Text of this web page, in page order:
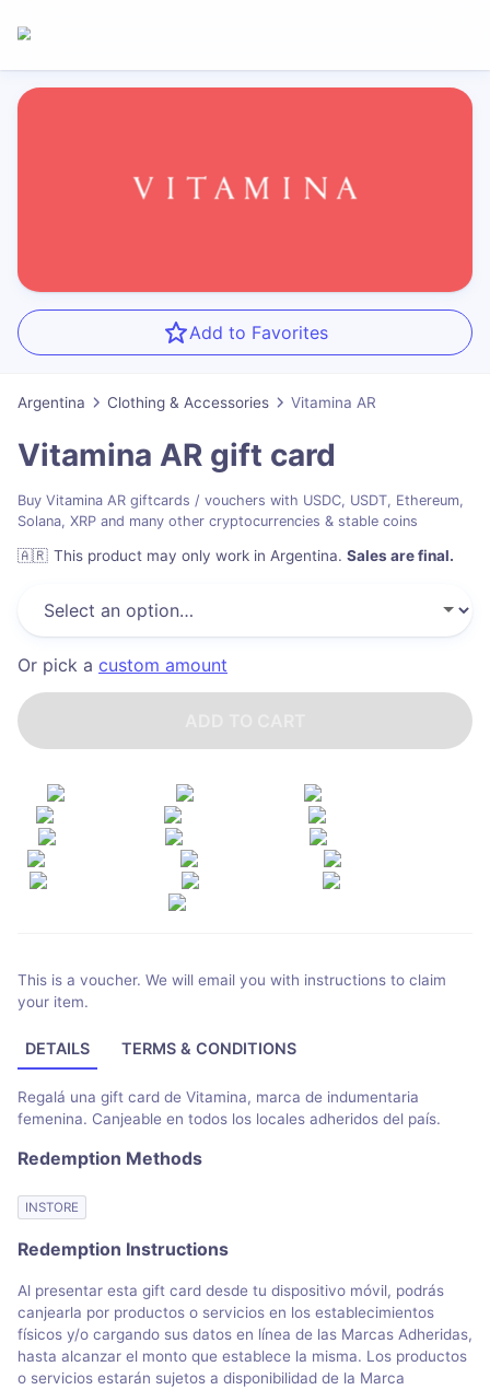
Add to Favorites
Argentina Clothing & Accessories Vitamina AR
Vitamina AR gift card
Buy Vitamina AR giftcards / vouchers with USDC, USDT, Ethereum,
Solana, XRP and many other cryptocurrencies & stable coins
🇦🇷 This product may only work in Argentina. Sales are final.
Or pick a custom amount
This is a voucher. We will email you with instructions to claim
your item.
DETAILS TERMS & CONDITIONS
Regalá una gift card de Vitamina, marca de indumentaria
femenina. Canjeable en todos los locales adheridos del país.
Redemption Methods
INSTORE
Redemption Instructions
Al presentar esta gift card desde tu dispositivo móvil, podrás
canjearla por productos o servicios en los establecimientos
físicos y/o cargando sus datos en línea de las Marcas Adheridas,
hasta alcanzar el monto que establece la misma. Los productos
o servicios estarán sujetos a disponibilidad de la Marca